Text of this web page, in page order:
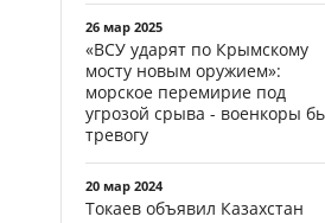
26 мар 2025
«ВСУ ударят по Крымскому
мосту новым оружием»:
морское перемирие под
угрозой срыва - военкоры
тревогу
20 мар 2024
Токаев объявил Казахстан